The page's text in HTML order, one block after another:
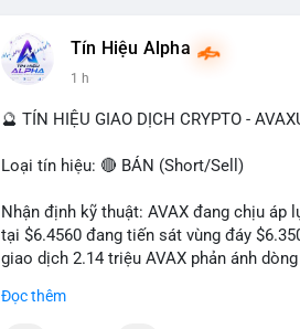
Tín Hiệu Alpha
1 h
🔮 TÍN HIỆU GIAO DỊCH CRYPTO -
Loại tín hiệu: 🔴 BÁN (Short/Sell)
Nhận định kỹ thuật: AVAX đang chịu áp
tại $6.4560 đang tiến sát vùng đáy
giao dịch 2.14 triệu AVAX phản ánh
Đọc thêm